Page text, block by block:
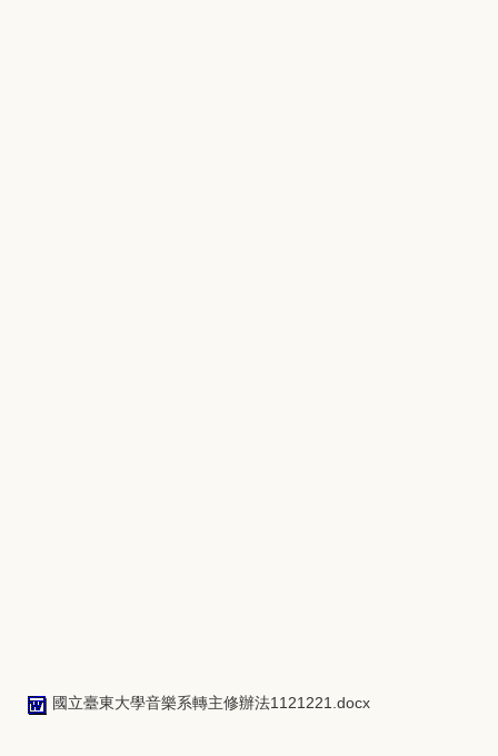
國立臺東大學音樂系轉主修辦法1121221.docx